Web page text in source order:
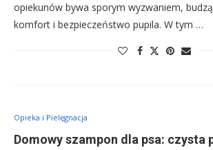
opiekunów bywa sporym wyzwaniem,
komfort i bezpieczeństwo pupila. W tym …
Opieka i Pielęgnacja
Domowy szampon dla psa: czysta